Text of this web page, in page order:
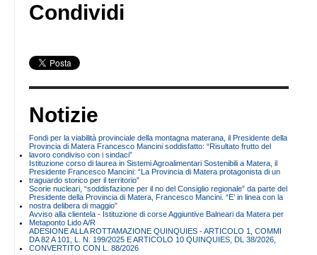
Condividi
Notizie
Fondi per la viabilità provinciale della montagna materana, il Presidente della
Provincia di Matera Francesco Mancini soddisfatto: “Risultato frutto del
lavoro condiviso con i sindaci”
Istituzione corso di laurea in Sistemi Agroalimentari Sostenibili a Matera, il
Presidente Francesco Mancini: “La Provincia di Matera protagonista di un
traguardo storico per il territorio”
Scorie nucleari, “soddisfazione per il no del Consiglio regionale” da parte del
Presidente della Provincia di Matera, Francesco Mancini. “E’ in linea con la
nostra delibera di maggio”
Avviso alla clientela - Istituzione di corse Aggiuntive Balneari da Matera per
Metaponto Lido A/R
ADESIONE ALLA ROTTAMAZIONE QUINQUIES - ARTICOLO 1, COMMI
DA 82 A 101, L. N. 199/2025 E ARTICOLO 10 QUINQUIES, DL 38/2026,
CONVERTITO CON L. 88/2026